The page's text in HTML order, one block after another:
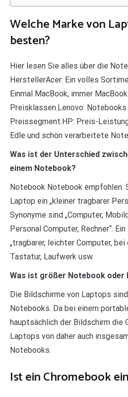
Welche Marke von
besten?
Hier lesen Sie alles über die
HerstellerAcer: Ein volles
Einmal MacBook, immer
Preisklassen.Lenovo: Notebooks
Preissegment.HP: Preis-
Edle und schön verarbeitete
Was ist der Unterschied
einem Notebook?
Notebook Notebook empfohlen.
Laptop ein „kleiner tragbarer
Synonyme sind „Computer,
Personal Computer, Rechner“.
„tragbarer, leichter Computer,
Tastatur, Laufwerk usw.
Was ist größer Notebook oder
Die Bildschirme von Laptops
Notebooks. Da bei einem
hauptsächlich der Bildschirm die
Laptops von daher auch
Notebooks.
Ist ein Chromebook